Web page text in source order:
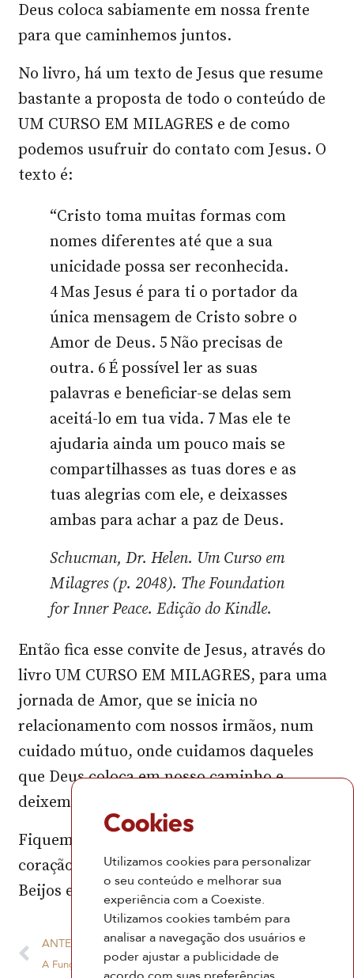
Deus coloca sabiamente em nossa frente
para que caminhemos juntos.
No livro, há um texto de Jesus que resume
bastante a proposta de todo o conteúdo de
UM CURSO EM MILAGRES e de como
podemos usufruir do contato com Jesus. O
texto é:
“Cristo toma muitas formas com
nomes diferentes até que a sua
unicidade possa ser reconhecida.
4 Mas Jesus é para ti o portador da
única mensagem de Cristo sobre o
Amor de Deus. 5 Não precisas de
outra. 6 É possível ler as suas
palavras e beneficiar-se delas sem
aceitá-lo em tua vida. 7 Mas ele te
ajudaria ainda um pouco mais se
compartilhasses as tuas dores e as
tuas alegrias com ele, e deixasses
ambas para achar a paz de Deus.
Schucman, Dr. Helen. Um Curso em
Milagres (p. 2048). The Foundation
for Inner Peace. Edição do Kindle.
Então fica esse convite de Jesus, através do
livro UM CURSO EM MILAGRES, para uma
jornada de Amor, que se inicia no
relacionamento com nossos irmãos, num
cuidado mútuo, onde cuidamos daqueles
que Deus coloca em nosso caminho e
deixemos que Jesus cuide de nós.
Fiquem com Jesus na Mente, com Deus no
coração, e sigamos juntos.
Beijos e até o próximo episódio.
ANTERIOR
A Função do Corpo
PRÓXIMO
Cookies
Utilizamos cookies para personalizar
o seu conteúdo e melhorar sua
experiência com a Coexiste.
Utilizamos cookies também para
analisar a navegação dos usuários e
poder ajustar a publicidade de